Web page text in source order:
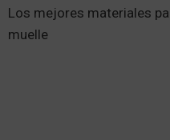
Los mejores materiales
muelle